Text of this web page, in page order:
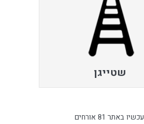
שטייגן
עכשיו באתר 81 אורחים